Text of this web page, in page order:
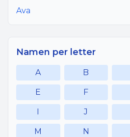
Ava
Namen per letter
A B
E F
I J
M N